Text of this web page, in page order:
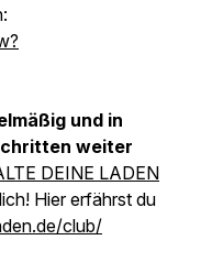
und in
weiter
DEINE LADEN
Hier erfährst du
club/